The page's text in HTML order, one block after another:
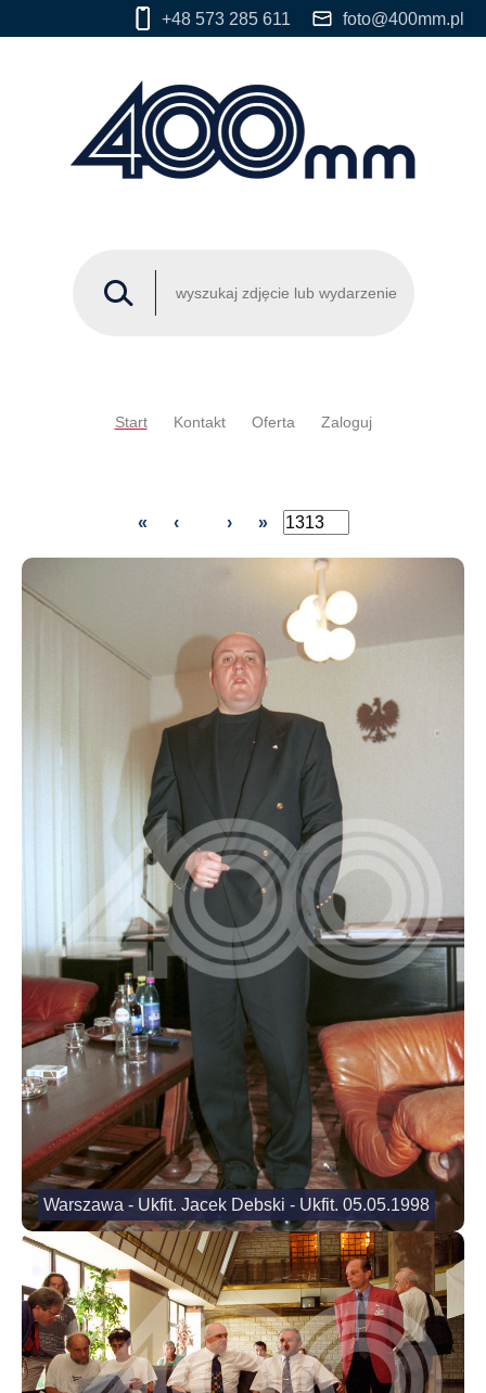
+48 573 285 611 foto@400mm.pl
Start Kontakt Oferta Zaloguj
« ‹ › »
Warszawa - Ukfit. Jacek Debski - Ukfit. 05.05.1998